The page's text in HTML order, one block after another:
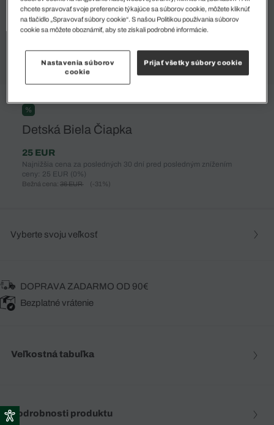
%
Detská Biela Čiapka
25 EUR
Najnižšia cena za posledných 30 dní pred posledným znížením
ceny: 25 EUR (0%)
Bežná cena: 36 EUR (-31%)
Vyberte svoju veľkosť
DOPRAVA ZADARMO OD 90€
Bezplatné vrátenie
Veľkostná tabuľka
Podrobnosti produktu
chcete spravovať svoje preferencie týkajúce sa súborov cookie, môžete kliknúť
na tlačidlo „Spravovať súbory cookie“. S našou Politikou používania súborov
cookie sa môžete oboznámiť, aby ste získali podrobné informácie.
Nastavenia súborov
cookie
Prijať všetky súbory cookie